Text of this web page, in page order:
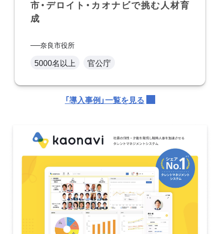
市・デロイト・カオナビで挑む人材育
成
奈良市役所
5000名以上 官公庁
「導入事例」一覧を見る